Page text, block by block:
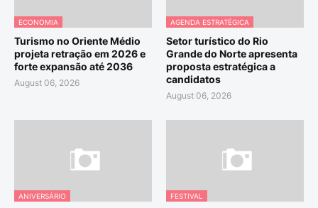
ECONOMIA
Turismo no Oriente Médio
projeta retração em 2026 e
forte expansão até 2036
August 06, 2026
AGENDA ESTRATÉGICA
Setor turístico do Rio
Grande do Norte apresenta
proposta estratégica a
candidatos
August 06, 2026
ANIVERSÁRIO FESTIVAL